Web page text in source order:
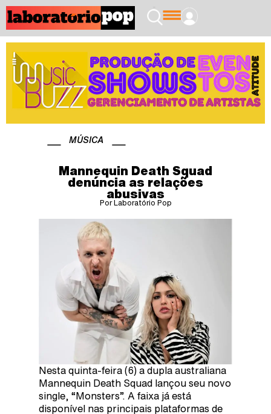
MÚSICA
Mannequin Death Squad
denúncia as relações
abusivas
Por Laboratório Pop
Nesta quinta-feira (6) a dupla australiana
Mannequin Death Squad lançou seu novo
single, “Monsters”. A faixa já está
disponível nas principais plataformas de